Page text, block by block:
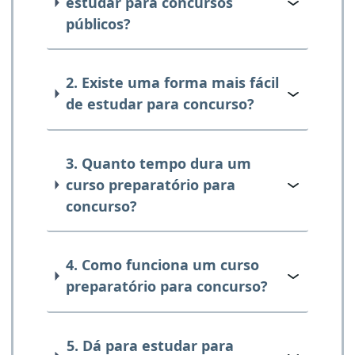
públicos?
2. Existe uma forma mais fácil
de estudar para concurso?
3. Quanto tempo dura um
curso preparatório para
concurso?
4. Como funciona um curso
preparatório para concurso?
5. Dá para estudar para